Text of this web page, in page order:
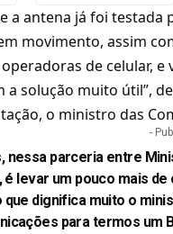
a antena já foi testada
movimento, assim
de celular, e
a solução muito útil”,
o ministro das
-
nessa parceria entre
levar um pouco mais de
dignifica muito o
para termos um